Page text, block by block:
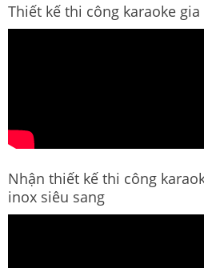
Thiết kế thi công karaoke
Nhận thiết kế thi công
inox siêu sang